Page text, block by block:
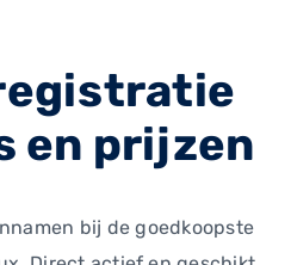
en prijzen
bij de goedkoopste